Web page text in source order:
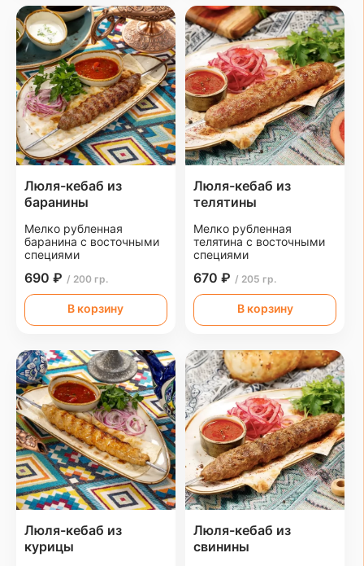
Люля-кебаб из
баранины
Мелко рубленная
баранина с восточными
специями
690 ₽ / 200 гр.
В корзину
Люля-кебаб из
телятины
Мелко рубленная
телятина с восточными
специями
670 ₽ / 205 гр.
В корзину
Люля-кебаб из
курицы
Люля-кебаб из
свинины